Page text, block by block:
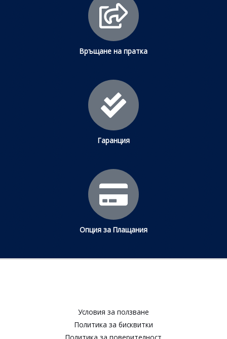
Връщане на пратка
Гаранция
Опция за Плащания
Условия за ползване​
Политика за бисквитки​
Политика за поверителност​